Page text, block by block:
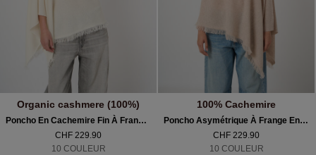
Organic cashmere (100%)
Poncho En Cachemire Fin À Franges
CHF 229.90
10 COULEUR
100% Cachemire
Poncho Asymétrique À Frange En Cachemire Biologique
CHF 229.90
10 COULEUR